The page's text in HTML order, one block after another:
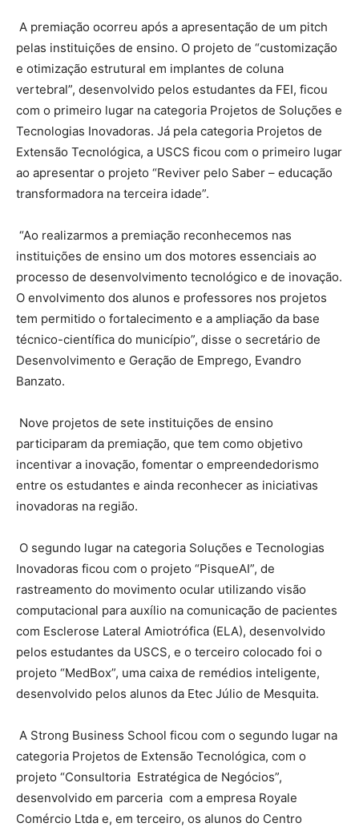
A premiação ocorreu após a apresentação de um pitch
pelas instituições de ensino. O projeto de “customização
e otimização estrutural em implantes de coluna
vertebral”, desenvolvido pelos estudantes da FEI, ficou
com o primeiro lugar na categoria Projetos de Soluções e
Tecnologias Inovadoras. Já pela categoria Projetos de
Extensão Tecnológica, a USCS ficou com o primeiro lugar
ao apresentar o projeto “Reviver pelo Saber – educação
transformadora na terceira idade”.
“Ao realizarmos a premiação reconhecemos nas
instituições de ensino um dos motores essenciais ao
processo de desenvolvimento tecnológico e de inovação.
O envolvimento dos alunos e professores nos projetos
tem permitido o fortalecimento e a ampliação da base
técnico-científica do município”, disse o secretário de
Desenvolvimento e Geração de Emprego, Evandro
Banzato.
Nove projetos de sete instituições de ensino
participaram da premiação, que tem como objetivo
incentivar a inovação, fomentar o empreendedorismo
entre os estudantes e ainda reconhecer as iniciativas
inovadoras na região.
O segundo lugar na categoria Soluções e Tecnologias
Inovadoras ficou com o projeto “PisqueAI”, de
rastreamento do movimento ocular utilizando visão
computacional para auxílio na comunicação de pacientes
com Esclerose Lateral Amiotrófica (ELA), desenvolvido
pelos estudantes da USCS, e o terceiro colocado foi o
projeto “MedBox”, uma caixa de remédios inteligente,
desenvolvido pelos alunos da Etec Júlio de Mesquita.
A Strong Business School ficou com o segundo lugar na
categoria Projetos de Extensão Tecnológica, com o
projeto “Consultoria Estratégica de Negócios”,
desenvolvido em parceria com a empresa Royale
Comércio Ltda e, em terceiro, os alunos do Centro